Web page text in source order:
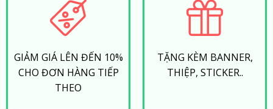
GIẢM GIÁ LÊN ĐẾN 10%
CHO ĐƠN HÀNG TIẾP
THEO
TẶNG KÈM BANNER,
THIỆP, STICKER..